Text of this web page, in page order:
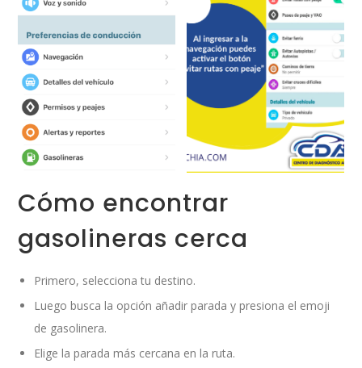
Cómo encontrar
gasolineras cerca
Primero, selecciona tu destino.
Luego busca la opción añadir parada y presiona el emoji
de gasolinera.
Elige la parada más cercana en la ruta.